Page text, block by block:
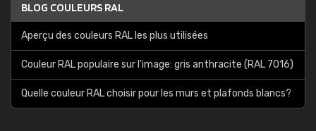
BLOG COULEURS RAL
Aperçu des couleurs RAL les plus utilisées
Couleur RAL populaire sur l'image: gris anthracite (RAL 7016)
Quelle couleur RAL choisir pour les murs et plafonds blancs?